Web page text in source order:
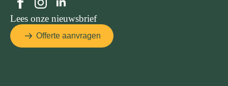
Lees onze nieuwsbrief
Offerte aanvragen